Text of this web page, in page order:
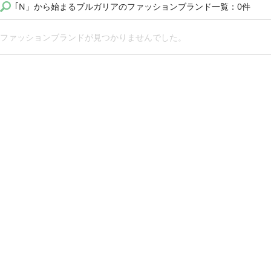
｢N」から始まるブルガリアのファッションブランド一覧：0件
ファッションブランドが見つかりませんでした。